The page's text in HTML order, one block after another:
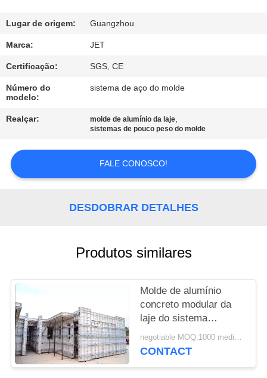
QUALIDADE
ENTRE
EM
CONTATO
CONOSCO
PEÇA
UMAS
CITAÇÕES
SITE
PRIVACY
POLICY
Lugar de origem: Guangzhou
Marca: JET
Certificação: SGS, CE
Número do
modelo:
sistema de aço do molde
Realçar: molde de alumínio da laje,
sistemas de pouco peso do molde
FALE CONOSCO!
DESDOBRAR DETALHES
Produtos similares
Molde de alumínio
concreto modular da
laje do sistema
profissional do molde
da construção
negotiable MOQ:1000 medidores quadrados
CONTACT